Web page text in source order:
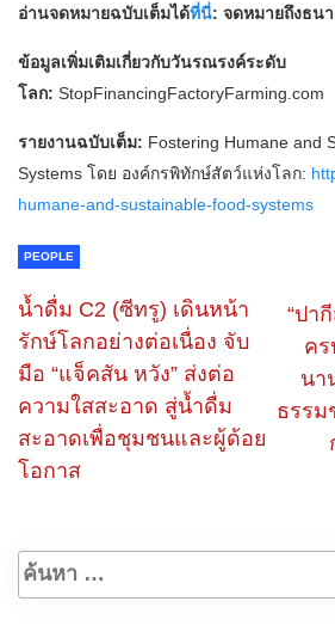
อ่านจดหมายฉบับเต็มได้ที่นี่: จดหมายถึงธน
ข้อมูลเพิ่มเติมเกี่ยวกับวันรณรงค์ระดับ
โลก: StopFinancingFactoryFarming.com
รายงานฉบับเต็ม: Fostering Humane and
Systems โดย องค์กรพิทักษ์สัตว์แห่งโลก:
humane-and-sustainable-food-systems
PEOPLE
น้ำดื่ม C2 (ซีทรู) เดินหน้า
รักษ์โลกอย่างต่อเนื่อง จับ
มือ “แจ็คสัน หวัง” ส่งต่อ
ความใสสะอาด สู่น้ำดื่ม
สะอาดเพื่อชุมชนและผู้ด้อย
โอกาส
“ปา
คร
นา
ธรรม